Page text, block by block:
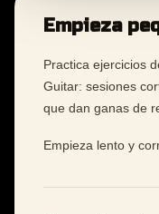
Empieza
Practica ejercicios
Guitar: sesiones
que dan ganas de
Empieza lento y